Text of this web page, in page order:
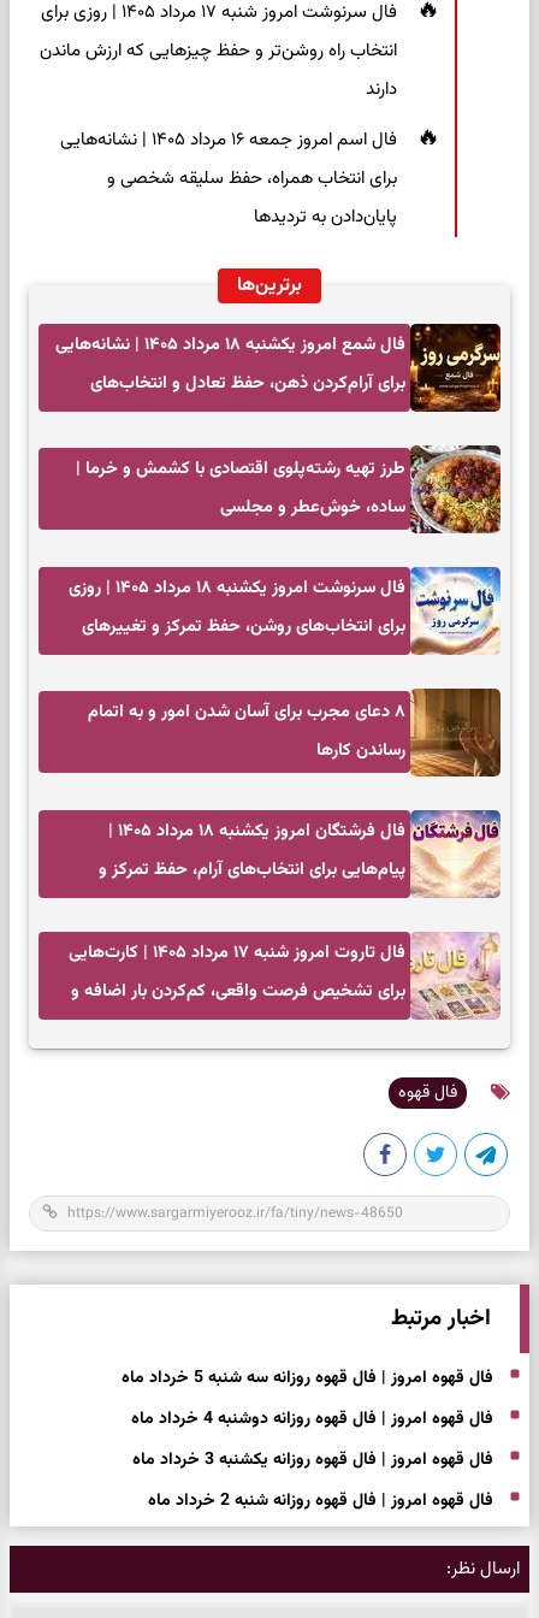
فال سرنوشت امروز شنبه ۱۷ مرداد ۱۴۰۵ | روزی برای
انتخاب راه روشن‌تر و حفظ چیزهایی که ارزش ماندن
دارند
فال اسم امروز جمعه ۱۶ مرداد ۱۴۰۵ | نشانه‌هایی
برای انتخاب همراه، حفظ سلیقه شخصی و
پایان‌دادن به تردیدها
برترین‌ها
فال شمع امروز یکشنبه ۱۸ مرداد ۱۴۰۵ | نشانه‌هایی
برای آرام‌کردن ذهن، حفظ تعادل و انتخاب‌های
طرز تهیه رشته‌پلوی اقتصادی با کشمش و خرما |
ساده، خوش‌عطر و مجلسی
فال سرنوشت امروز یکشنبه ۱۸ مرداد ۱۴۰۵ | روزی
برای انتخاب‌های روشن، حفظ تمرکز و تغییرهای
۸ دعای مجرب برای آسان شدن امور و به اتمام
رساندن کار‌ها
فال فرشتگان امروز یکشنبه ۱۸ مرداد ۱۴۰۵ |
پیام‌هایی برای انتخاب‌های آرام، حفظ تمرکز و
فال تاروت امروز شنبه ۱۷ مرداد ۱۴۰۵ | کارت‌هایی
برای تشخیص فرصت واقعی، کم‌کردن بار اضافه و
فال قهوه
اخبار مرتبط
فال قهوه امروز | فال قهوه روزانه سه شنبه 5 خرداد ماه
فال قهوه امروز | فال قهوه روزانه دوشنبه 4 خرداد ماه
فال قهوه امروز | فال قهوه روزانه یکشنبه 3 خرداد ماه
فال قهوه امروز | فال قهوه روزانه شنبه 2 خرداد ماه
ارسال نظر: